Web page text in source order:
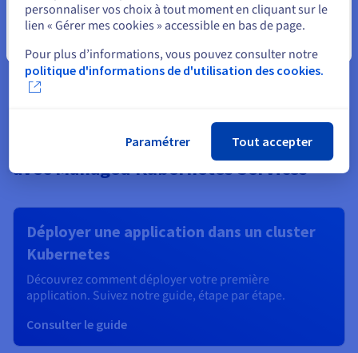
Découvrez comment attacher et monter un volume
persistant sur un pod dans un cluster Kubernetes.
Consulter le guide
Le déploiement de vos applications
avec Managed Kubernetes Services
Déployer une application dans un cluster
Kubernetes
Découvrez comment déployer votre première
application. Suivez notre guide, étape par étape.
Consulter le guide
personnaliser vos choix à tout moment en cliquant sur le
lien « Gérer mes cookies » accessible en bas de page.
Pour plus d’informations, vous pouvez consulter notre
politique d'informations de d'utilisation des cookies.
Paramétrer Tout accepter